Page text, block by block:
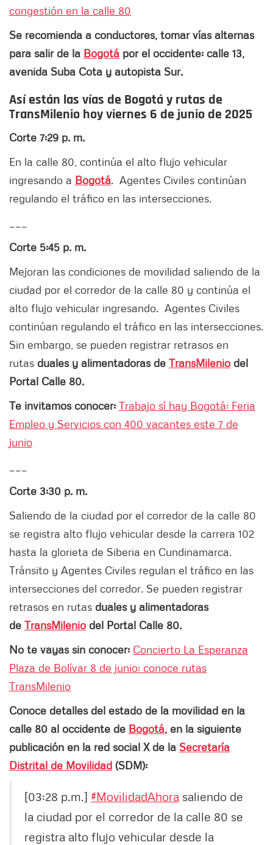
congestión en la calle 80
Se recomienda a conductores, tomar vías alternas
para salir de la Bogotá por el occidente: calle 13,
avenida Suba Cota y autopista Sur.
Así están las vías de Bogotá y rutas de
TransMilenio hoy viernes 6 de junio de 2025
Corte 7:29 p. m.
En la calle 80, continúa el alto flujo vehicular
ingresando a Bogotá. Agentes Civiles continúan
regulando el tráfico en las intersecciones.
Corte 5:45 p. m.
Mejoran las condiciones de movilidad saliendo de la
ciudad por el corredor de la calle 80 y continúa el
alto flujo vehicular ingresando. Agentes Civiles
continúan regulando el tráfico en las intersecciones.
Sin embargo, se pueden registrar retrasos en
rutas duales y alimentadoras de TransMilenio del
Portal Calle 80.
Te invitamos conocer: Trabajo sí hay Bogotá: Feria
Empleo y Servicios con 400 vacantes este 7 de
junio
Corte 3:30 p. m.
Saliendo de la ciudad por el corredor de la calle 80
se registra alto flujo vehicular desde la carrera 102
hasta la glorieta de Siberia en Cundinamarca.
Tránsito y Agentes Civiles regulan el tráfico en las
intersecciones del corredor. Se pueden registrar
retrasos en rutas duales y alimentadoras
de TransMilenio del Portal Calle 80.
No te vayas sin conocer: Concierto La Esperanza
Plaza de Bolívar 8 de junio: conoce rutas
TransMilenio
Conoce detalles del estado de la movilidad en la
calle 80 al occidente de Bogotá, en la siguiente
publicación en la red social X de la Secretaría
Distrital de Movilidad (SDM):
[03:28 p.m.] #MovilidadAhora saliendo de
la ciudad por el corredor de la calle 80 se
registra alto flujo vehicular desde la